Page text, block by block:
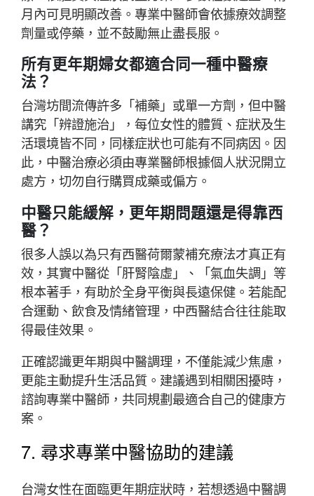
月內可見明顯改善。專業中醫師會依據療效調整
劑量或停藥，並不鼓勵無止盡長服。
所有更年期婦女都適合同一種中醫療
法？
台灣坊間流傳許多「補藥」或單一方劑，但中醫
講究「辨證施治」，每位女性的體質、症狀及生
活環境皆不同，同樣症狀也可能有不同病因。因
此，中醫治療必須由專業醫師根據個人狀況開立
處方，切勿自行購買成藥或偏方。
中醫只能緩解，更年期問題還是得靠西
醫？
很多人誤以為只有西醫荷爾蒙補充療法才真正有
效，其實中醫從「肝腎陰虛」、「氣血失調」等
根本著手，有助於全身平衡與長遠保健。若能配
合運動、飲食及情緒管理，中西醫結合往往能取
得最佳效果。
正確認識更年期與中醫調理，不僅能減少焦慮，
更能主動提升生活品質。建議遇到相關困擾時，
諮詢專業中醫師，共同規劃最適合自己的健康方
案。
7. 尋求專業中醫協助的建議
台灣女性在面臨更年期症狀時，若想透過中醫調